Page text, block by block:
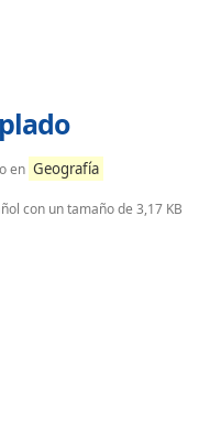
en Geografía
con un tamaño de 3,17 KB